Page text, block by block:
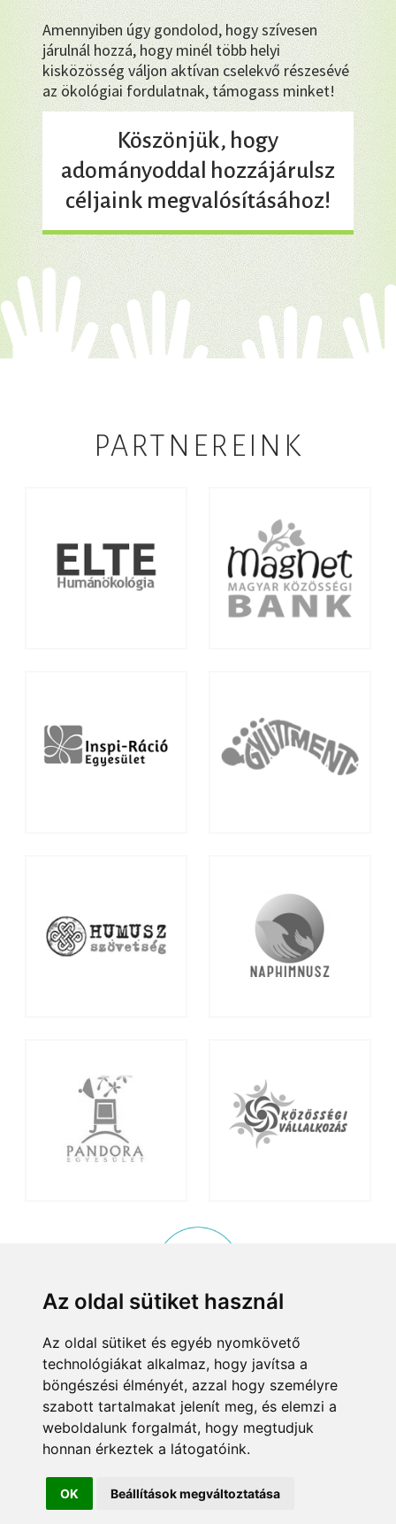
Az oldal sütiket használ
Az oldal sütiket és egyéb nyomkövető
technológiákat alkalmaz, hogy javítsa a
böngészési élményét, azzal hogy személyre
szabott tartalmakat jelenít meg, és elemzi a
weboldalunk forgalmát, hogy megtudjuk
honnan érkeztek a látogatóink.
OK Beállítások megváltoztatása
Amennyiben úgy gondolod, hogy szívesen
járulnál hozzá, hogy minél több helyi
kisközösség váljon aktívan cselekvő részesévé
az ökológiai fordulatnak, támogass minket!
Köszönjük, hogy
adományoddal hozzájárulsz
céljaink megvalósításához!
PARTNEREINK
KISKÖZÖSSÉGI PROGRAM
© 2015, Helyi Kisközösségek Nonprofit Kft. Minden jog fenntartva.
8083 Csákvár, Tersztyánszky Ödön körút 26.
Email:info@kiskozossegek.huTelefon:+36 (1) 372 25 00/6859.
Adószám:23460625-1-07 Cégjegyzékszám:01-09-96660
Bejegyezte:Fővárosi Bíróság
Bemutatkozás